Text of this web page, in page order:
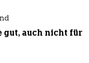
gut, auch nicht für